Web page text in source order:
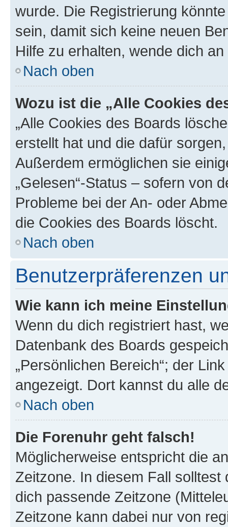
wurde. Die Registrierung
sein, damit sich keine neuen
Hilfe zu erhalten, wende dich
Nach oben
Wozu ist die „Alle Cookies
„Alle Cookies des Boards
erstellt hat und die dafür
Außerdem ermöglichen sie
„Gelesen“-Status – sofern von
Probleme bei der An- oder
die Cookies des Boards löscht.
Nach oben
Benutzerpräferenzen
Wie kann ich meine
Wenn du dich registriert hast,
Datenbank des Boards
„Persönlichen Bereich“; der
angezeigt. Dort kannst du alle
Nach oben
Die Forenuhr geht falsch!
Möglicherweise entspricht die
Zeitzone. In diesem Fall solltest
dich passende Zeitzone
Zeitzone kann dabei nur von